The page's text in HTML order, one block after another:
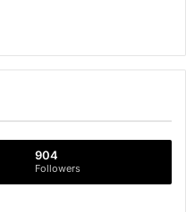
904
Followers